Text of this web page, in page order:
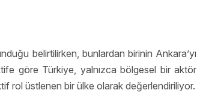
belirtilirken, bunlardan birinin Ankara’yı
göre Türkiye, yalnızca bölgesel bir aktör
rol üstlenen bir ülke olarak değerlendiriliyor.